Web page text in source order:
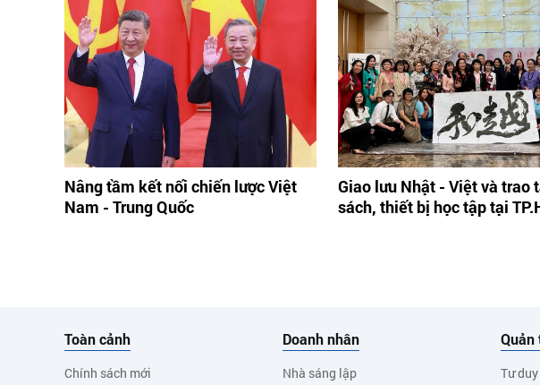
Nâng tầm kết nối chiến lược Việt
Nam - Trung Quốc
Giao lưu Nhật - Việt và trao
sách, thiết bị học tập tại
Toàn cảnh
Chính sách mới
Doanh nhân
Nhà sáng lập
Tư